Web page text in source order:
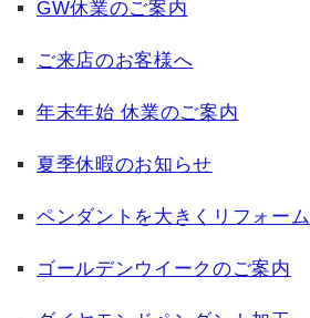
GW休業のご案内
ご来店のお客様へ
年末年始 休業のご案内
夏季休暇のお知らせ
ペンダントを大きくリフォーム
ゴールデンウイークのご案内